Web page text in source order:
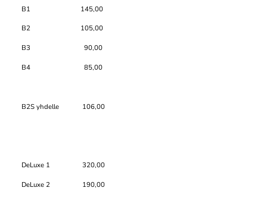
B1 145,00
B2 105,00
B3 90,00
B4 85,00
B2S yhdelle 106,00
DeLuxe 1 320,00
DeLuxe 2 190,00